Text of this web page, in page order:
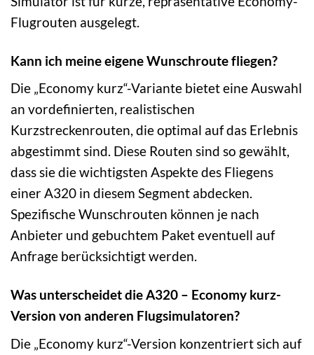
Flugrouten ausgelegt.
Kann ich meine eigene Wunschroute fliegen?
Die „Economy kurz“-Variante bietet eine Auswahl
an vordefinierten, realistischen
Kurzstreckenrouten, die optimal auf das Erlebnis
abgestimmt sind. Diese Routen sind so gewählt,
dass sie die wichtigsten Aspekte des Fliegens
einer A320 in diesem Segment abdecken.
Spezifische Wunschrouten können je nach
Anbieter und gebuchtem Paket eventuell auf
Anfrage berücksichtigt werden.
Was unterscheidet die A320 – Economy kurz-
Version von anderen Flugsimulatoren?
Die „Economy kurz“-Version konzentriert sich auf